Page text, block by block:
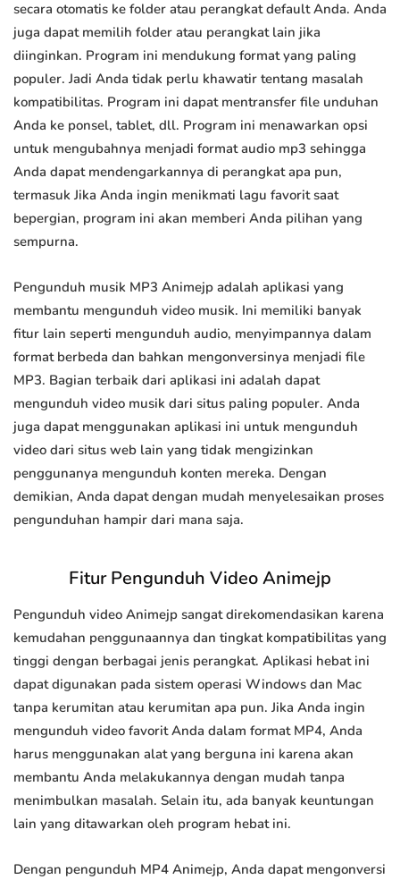
secara otomatis ke folder atau perangkat default Anda. Anda
juga dapat memilih folder atau perangkat lain jika
diinginkan. Program ini mendukung format yang paling
populer. Jadi Anda tidak perlu khawatir tentang masalah
kompatibilitas. Program ini dapat mentransfer file unduhan
Anda ke ponsel, tablet, dll. Program ini menawarkan opsi
untuk mengubahnya menjadi format audio mp3 sehingga
Anda dapat mendengarkannya di perangkat apa pun,
termasuk Jika Anda ingin menikmati lagu favorit saat
bepergian, program ini akan memberi Anda pilihan yang
sempurna.
Pengunduh musik MP3 Animejp adalah aplikasi yang
membantu mengunduh video musik. Ini memiliki banyak
fitur lain seperti mengunduh audio, menyimpannya dalam
format berbeda dan bahkan mengonversinya menjadi file
MP3. Bagian terbaik dari aplikasi ini adalah dapat
mengunduh video musik dari situs paling populer. Anda
juga dapat menggunakan aplikasi ini untuk mengunduh
video dari situs web lain yang tidak mengizinkan
penggunanya mengunduh konten mereka. Dengan
demikian, Anda dapat dengan mudah menyelesaikan proses
pengunduhan hampir dari mana saja.
Fitur Pengunduh Video Animejp
Pengunduh video Animejp sangat direkomendasikan karena
kemudahan penggunaannya dan tingkat kompatibilitas yang
tinggi dengan berbagai jenis perangkat. Aplikasi hebat ini
dapat digunakan pada sistem operasi Windows dan Mac
tanpa kerumitan atau kerumitan apa pun. Jika Anda ingin
mengunduh video favorit Anda dalam format MP4, Anda
harus menggunakan alat yang berguna ini karena akan
membantu Anda melakukannya dengan mudah tanpa
menimbulkan masalah. Selain itu, ada banyak keuntungan
lain yang ditawarkan oleh program hebat ini.
Dengan pengunduh MP4 Animejp, Anda dapat mengonversi